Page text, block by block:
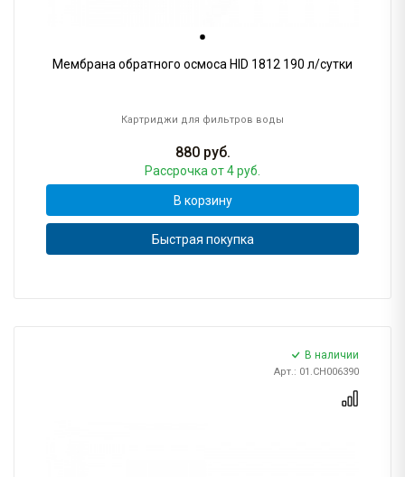
Мембрана обратного осмоса HID 1812 190 л/сутки
Картриджи для фильтров воды
880руб.
Рассрочка от 4 руб.
В корзину
Быстрая покупка
В наличии
Арт.: 01.CH006390